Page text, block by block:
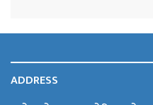
ADDRESS